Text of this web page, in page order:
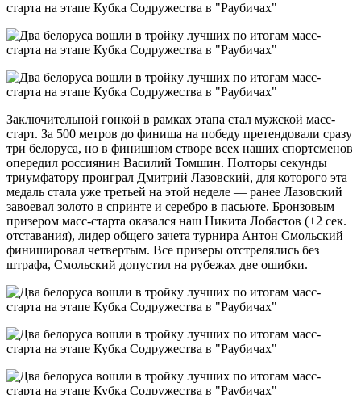
Заключительной гонкой в рамках этапа стал мужской масс-
старт. За 500 метров до финиша на победу претендовали сразу
три белоруса, но в финишном створе всех наших спортсменов
опередил россиянин Василий Томшин. Полторы секунды
триумфатору проиграл Дмитрий Лазовский, для которого эта
медаль стала уже третьей на этой неделе — ранее Лазовский
завоевал золото в спринте и серебро в пасьюте. Бронзовым
призером масс-старта оказался наш Никита Лобастов (+2 сек.
отставания), лидер общего зачета турнира Антон Смольский
финишировал четвертым. Все призеры отстрелялись без
штрафа, Смольский допустил на рубежах две ошибки.